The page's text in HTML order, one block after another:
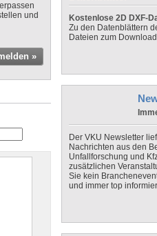
und
»
Kostenlose 2D DXF-
Zu den Datenblättern
Dateien zum
Der VKU Newsletter
Nachrichten aus den
Unfallforschung und
zusätzlichen
Sie kein
und immer top